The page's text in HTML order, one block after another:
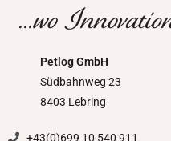
Petlog GmbH
Südbahnweg 23
8403 Lebring
+43(0)699 10 540 911